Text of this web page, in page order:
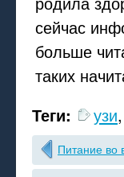
сейчас
больше
таких
Теги:
узи,
Питание во